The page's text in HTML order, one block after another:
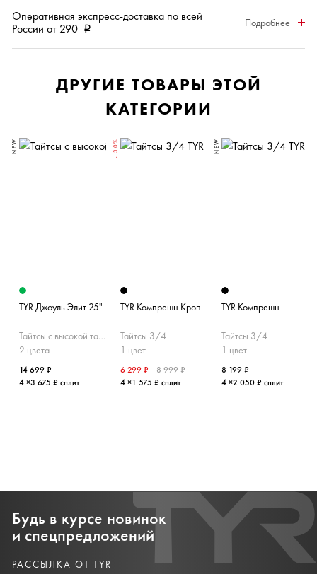
Оперативная экспресс-доставка по всей
России от 290 i
Подробнее
ДРУГИЕ ТОВАРЫ ЭТОЙ
КАТЕГОРИИ
NEW
TYR Джоуль Элит 25"
Тайтсы с высокой талией
2 цвета
14 699 ₽
4 ×3 675 ₽ сплит
- 30%
TYR Компрешн Кроп
Тайтсы 3/4
1 цвет
6 299 ₽
8 999 ₽
4 ×1 575 ₽ сплит
NEW
TYR Компрешн
Тайтсы 3/4
1 цвет
8 199 ₽
4 ×2 050 ₽ сплит
Будь в курсе новинок
и спецпредложений
РАССЫЛКА ОТ TYR